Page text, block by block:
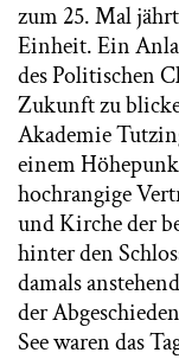
zum 25. Mal
Einheit. Ein
des Politischen
Zukunft zu
Akademie
einem
hochrangige
und Kirche der
hinter den
damals
der
See waren das